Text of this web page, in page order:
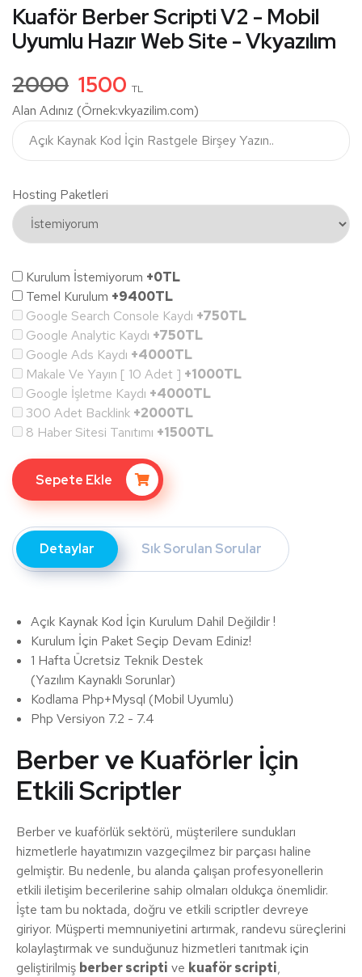
Kuaför Berber Scripti V2 - Mobil
Uyumlu Hazır Web Site - Vkyazılım
2000 1500 TL
Alan Adınız (Örnek:vkyazilim.com)
Hosting Paketleri
Kurulum İstemiyorum +0TL
Temel Kurulum +9400TL
Google Search Console Kaydı +750TL
Google Analytic Kaydı +750TL
Google Ads Kaydı +4000TL
Makale Ve Yayın [ 10 Adet ] +1000TL
Google İşletme Kaydı +4000TL
300 Adet Backlink +2000TL
8 Haber Sitesi Tanıtımı +1500TL
Sepete Ekle
Detaylar Sık Sorulan Sorular
Açık Kaynak Kod İçin Kurulum Dahil Değildir !
Kurulum İçin Paket Seçip Devam Ediniz!
1 Hafta Ücretsiz Teknik Destek
(Yazılım Kaynaklı Sorunlar)
Kodlama Php+Mysql (Mobil Uyumlu)
Php Versiyon 7.2 - 7.4
Berber ve Kuaförler İçin
Etkili Scriptler
Berber ve kuaförlük sektörü, müşterilere sundukları
hizmetlerle hayatımızın vazgeçilmez bir parçası haline
gelmiştir. Bu nedenle, bu alanda çalışan profesyonellerin
etkili iletişim becerilerine sahip olmaları oldukça önemlidir.
İşte tam bu noktada, doğru ve etkili scriptler devreye
giriyor. Müşperti memnuniyetini artırmak, randevu süreçlerini
kolaylaştırmak ve sunduğunuz hizmetleri tanıtmak için
geliştirilmiş berber scripti ve kuaför scripti,